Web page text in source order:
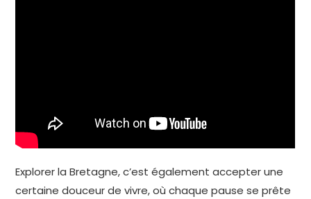
Explorer la Bretagne, c’est également accepter une
certaine douceur de vivre, où chaque pause se prête